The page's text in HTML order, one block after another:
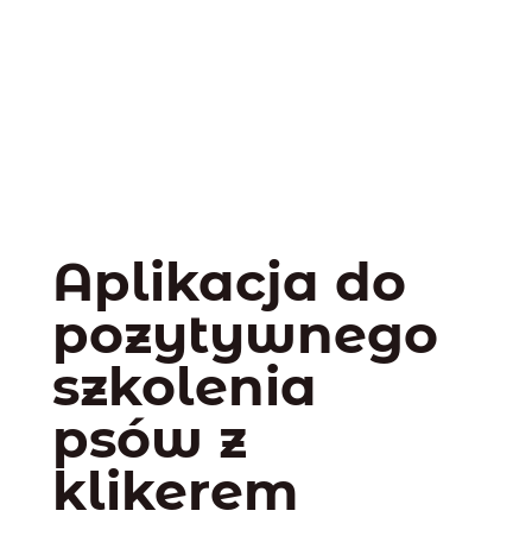
Aplikacja do
pozytywnego
szkolenia
psów z
klikerem